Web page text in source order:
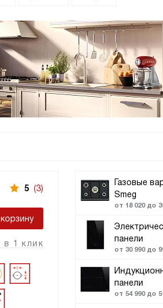
Газовые
Smeg
от 18 020 до
панели
от 30 990 до
панели
от 54 990 до
5 (3)
в 1 клик